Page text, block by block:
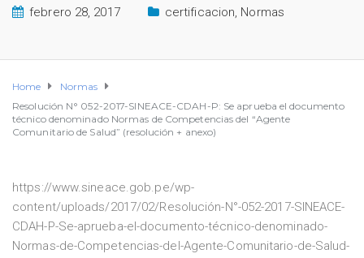
febrero 28, 2017 certificacion, Normas
Home
Normas
Resolución N° 052-2017-SINEACE-CDAH-P: Se aprueba el documento
técnico denominado Normas de Competencias del “Agente
Comunitario de Salud” (resolución + anexo)
https://www.sineace.gob.pe/wp-
content/uploads/2017/02/Resolución-N°-052-2017-SINEACE-
CDAH-P-Se-aprueba-el-documento-técnico-denominado-
Normas-de-Competencias-del-Agente-Comunitario-de-Salud-